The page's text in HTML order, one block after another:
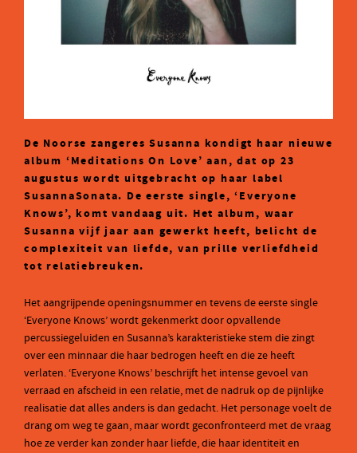
De Noorse zangeres Susanna kondigt haar nieuwe
album ‘Meditations On Love’ aan, dat op 23
augustus wordt uitgebracht op haar label
SusannaSonata. De eerste single, ‘Everyone
Knows’, komt vandaag uit. Het album, waar
Susanna vijf jaar aan gewerkt heeft, belicht de
complexiteit van liefde, van prille verliefdheid
tot relatiebreuken.
Het aangrijpende openingsnummer en tevens de eerste single
‘Everyone Knows’ wordt gekenmerkt door opvallende
percussiegeluiden en Susanna’s karakteristieke stem die zingt
over een minnaar die haar bedrogen heeft en die ze heeft
verlaten. ‘Everyone Knows’ beschrijft het intense gevoel van
verraad en afscheid in een relatie, met de nadruk op de pijnlijke
realisatie dat alles anders is dan gedacht. Het personage voelt de
drang om weg te gaan, maar wordt geconfronteerd met de vraag
hoe ze verder kan zonder haar liefde, die haar identiteit en